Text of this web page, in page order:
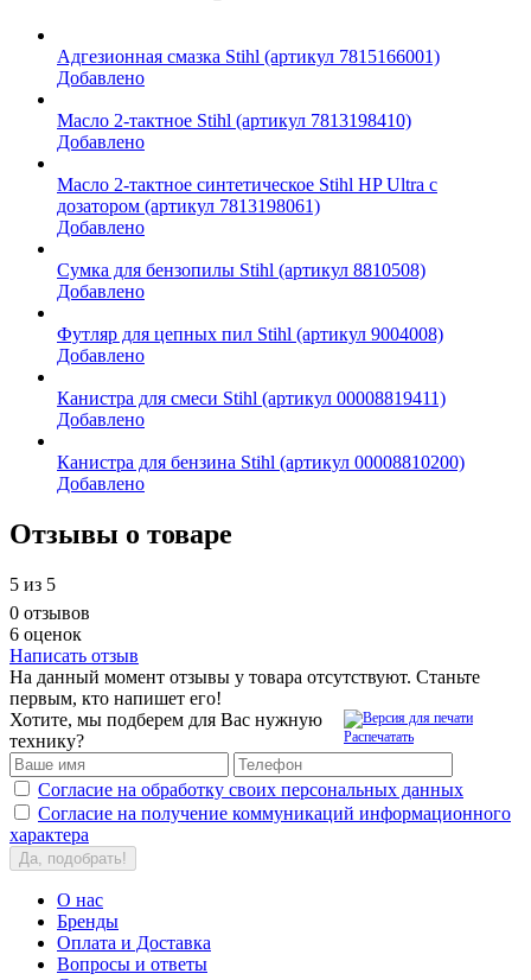
Адгезионная смазка Stihl (артикул 7815166001)
Добавлено
Масло 2-тактное Stihl (артикул 7813198410)
Добавлено
Масло 2-тактное синтетическое Stihl HP Ultra c
дозатором (артикул 7813198061)
Добавлено
Сумка для бензопилы Stihl (артикул 8810508)
Добавлено
Футляр для цепных пил Stihl (артикул 9004008)
Добавлено
Канистра для смеси Stihl (артикул 00008819411)
Добавлено
Канистра для бензина Stihl (артикул 00008810200)
Добавлено
Отзывы о товаре
5 из 5
0 отзывов
6 оценок
Написать отзыв
На данный момент отзывы у товара отсутствуют. Станьте
первым, кто напишет его!
Распечатать
Хотите, мы подберем для Вас нужную
технику?
Согласие на обработку своих персональных данных
Согласие на получение коммуникаций информационного
характера
Да, подобрать!
О нас
Бренды
Оплата и Доставка
Вопросы и ответы